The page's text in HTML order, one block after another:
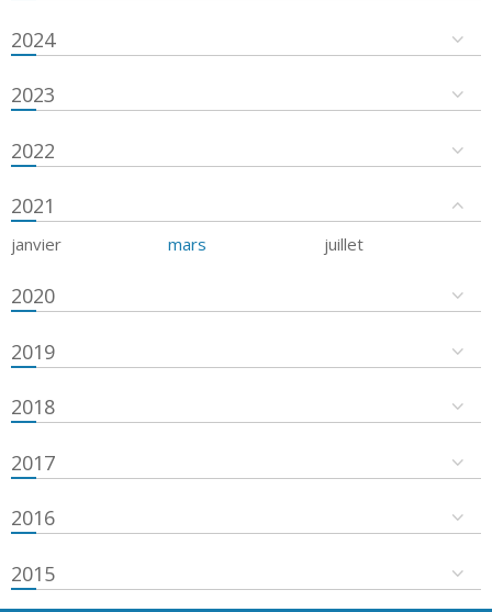
2024
2023
2022
2021
janvier mars juillet
2020
2019
2018
2017
2016
2015